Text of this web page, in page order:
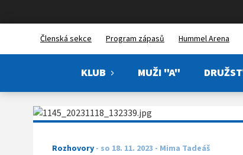
Členská sekce Program zápasů Hummel Arena
KLUB MUŽI "A"
Rozhovory - so 18. 11. 2023 - Mima Tadeáš